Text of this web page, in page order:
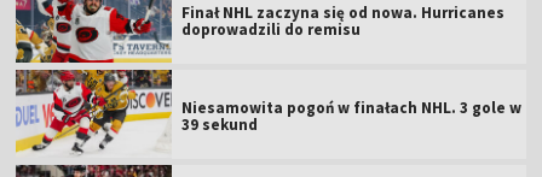
Finał NHL zaczyna się od nowa. Hurricanes
doprowadzili do remisu
Niesamowita pogoń w finałach NHL. 3 gole w
39 sekund